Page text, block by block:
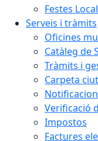
Festes
Serveis i tràmits
Oficines
Catàleg de
Tràmits i
Carpeta
Verificació
Impostos
Factures